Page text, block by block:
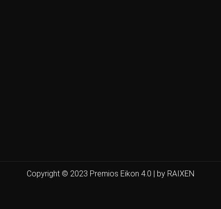
Copyright © 2023 Premios Eikon 4.0 | by RAIXEN